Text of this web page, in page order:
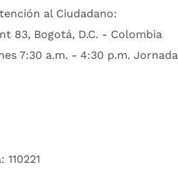
al Ciudadano:
83, Bogotá, D.C. - Colombia
7:30 a.m. - 4:30 p.m. Jornada